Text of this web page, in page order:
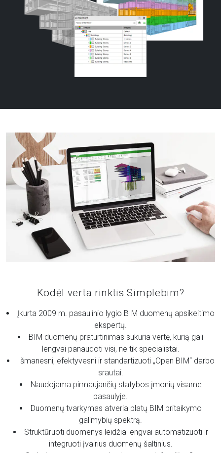
Kodėl verta rinktis Simplebim?
Įkurta 2009 m. pasaulinio lygio BIM duomenų apsikeitimo
ekspertų.
BIM duomenų praturtinimas sukuria vertę, kurią gali
lengvai panaudoti visi, ne tik specialistai.
Išmanesni, efektyvesni ir standartizuoti „Open BIM“ darbo
srautai.
Naudojama pirmaujančių statybos įmonių visame
pasaulyje.
Duomenų tvarkymas atveria platų BIM pritaikymo
galimybių spektrą.
Struktūruoti duomenys leidžia lengvai automatizuoti ir
integruoti įvairius duomenų šaltinius.